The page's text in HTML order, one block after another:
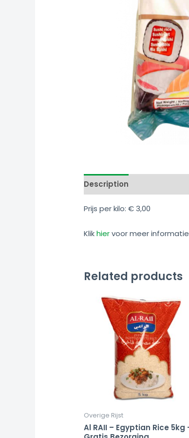
Description
Prijs per kilo: € 3,00
Klikhiervoor meer
Related products
Overige Rijst
Al RAII – Egyptian Rice 5kg